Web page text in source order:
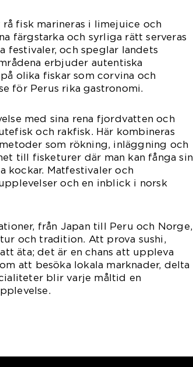
fisk marineras i limejuice och
färgstarka och syrliga rätt serveras
och speglar landets
erbjuder autentiska
olika fiskar som corvina och
för Perus rika gastronomi.
med sina rena fjordvatten och
och rakfisk. Här kombineras
som rökning, inläggning och
till fisketurer där man kan fånga sin
kockar. Matfestivaler och
och en inblick i norsk
från Japan till Peru och Norge,
och tradition. Att prova sushi,
äta; det är en chans att uppleva
att besöka lokala marknader, delta
blir varje måltid en